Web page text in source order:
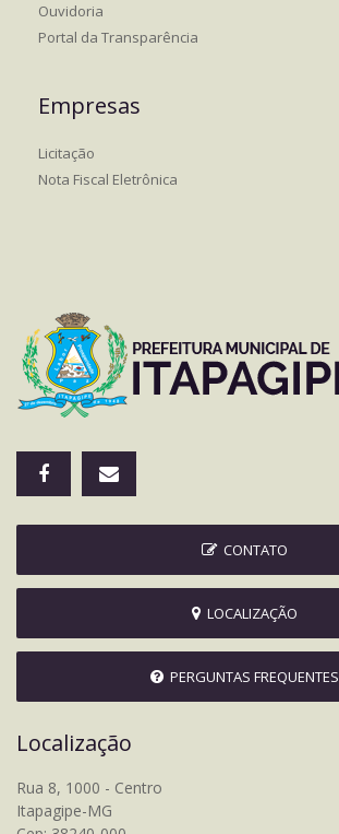
Ouvidoria
Portal da Transparência
Empresas
Licitação
Nota Fiscal Eletrônica
CONTATO
LOCALIZAÇÃO
PERGUNTAS FREQUENTES
Localização
Rua 8, 1000 - Centro
Itapagipe-MG